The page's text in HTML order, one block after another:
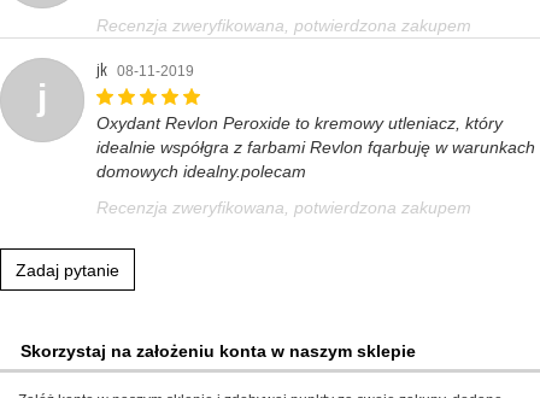
Recenzja zweryfikowana, potwierdzona zakupem
j
jk 08-11-2019
Oxydant Revlon Peroxide to kremowy utleniacz, który
idealnie współgra z farbami Revlon fqarbuję w warunkach
domowych idealny.polecam
Recenzja zweryfikowana, potwierdzona zakupem
Zadaj pytanie
Skorzystaj na założeniu konta w naszym sklepie